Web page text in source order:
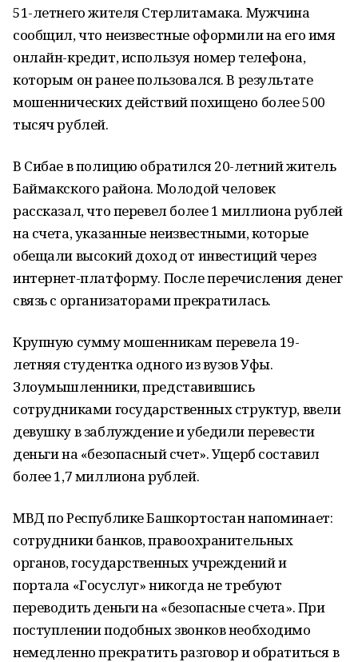
51-летнего жителя Стерлитамака. Мужчина
сообщил, что неизвестные оформили на его имя
онлайн-кредит, используя номер телефона,
которым он ранее пользовался. В результате
мошеннических действий похищено более 500
тысяч рублей.
В Сибае в полицию обратился 20-летний житель
Баймакского района. Молодой человек
рассказал, что перевел более 1 миллиона рублей
на счета, указанные неизвестными, которые
обещали высокий доход от инвестиций через
интернет-платформу. После перечисления денег
связь с организаторами прекратилась.
Крупную сумму мошенникам перевела 19-
летняя студентка одного из вузов Уфы.
Злоумышленники, представившись
сотрудниками государственных структур, ввели
девушку в заблуждение и убедили перевести
деньги на «безопасный счет». Ущерб составил
более 1,7 миллиона рублей.
МВД по Республике Башкортостан напоминает:
сотрудники банков, правоохранительных
органов, государственных учреждений и
портала «Госуслуг» никогда не требуют
переводить деньги на «безопасные счета». При
поступлении подобных звонков необходимо
немедленно прекратить разговор и обратиться в